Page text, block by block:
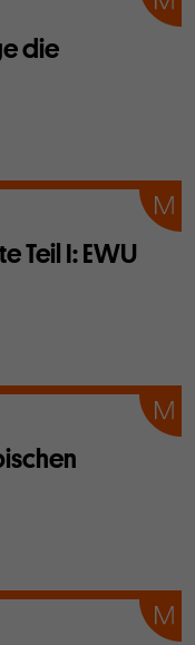
die
Teil I: EWU